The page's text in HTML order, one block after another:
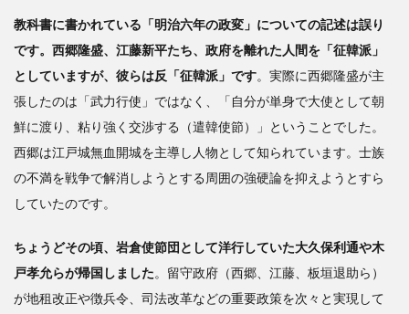
教科書に書かれている「明治六年の政変」についての記述は誤り
です。西郷隆盛、江藤新平たち、政府を離れた人間を「征韓派」
としていますが、彼らは反「征韓派」です。実際に西郷隆盛が主
張したのは「武力行使」ではなく、「自分が単身で大使として朝
鮮に渡り、粘り強く交渉する（遣韓使節）」ということでした。
西郷は江戸城無血開城を主導し人物として知られています。士族
の不満を戦争で解消しようとする周囲の強硬論を抑えようとすら
していたのです。
ちょうどその頃、岩倉使節団として洋行していた大久保利通や木
戸孝允らが帰国しました。留守政府（西郷、江藤、板垣退助ら）
が地租改正や徴兵令、司法改革などの重要政策を次々と実現して